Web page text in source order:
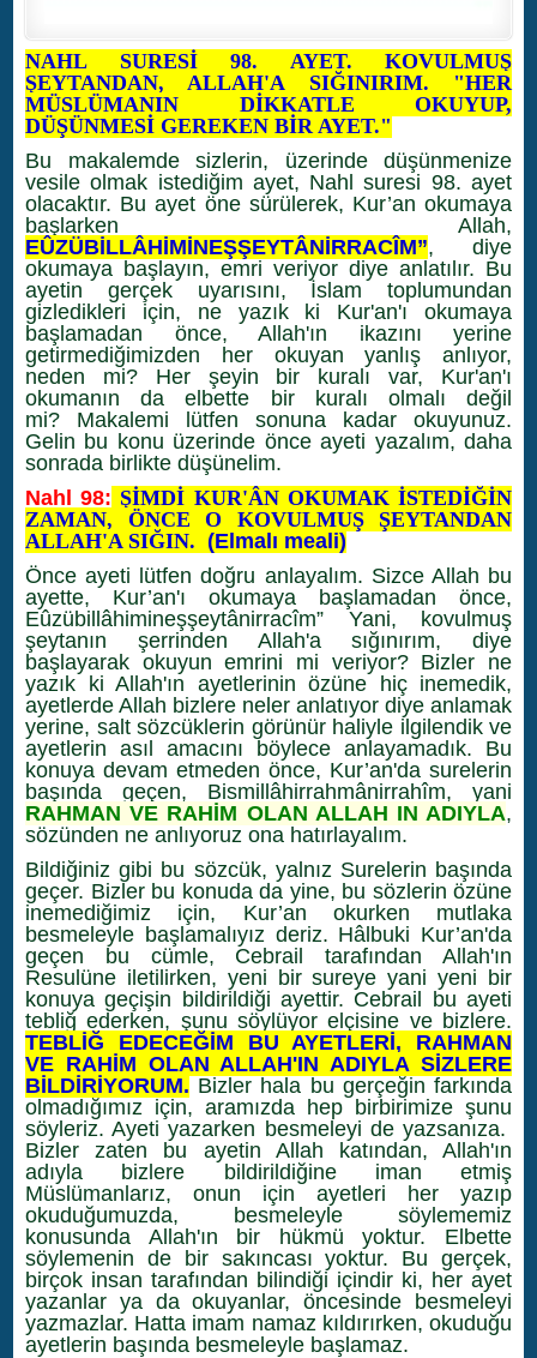
NAHL SURESİ 98. AYET. KOVULMUŞ
ŞEYTANDAN, ALLAH'A SIĞINIRIM. "HER
MÜSLÜMANIN DİKKATLE OKUYUP,
DÜŞÜNMESİ GEREKEN BİR AYET."
Bu makalemde sizlerin, üzerinde düşünmenize
vesile olmak istediğim ayet, Nahl suresi 98. ayet
olacaktır. Bu ayet öne sürülerek, Kur’an okumaya
başlarken Allah,
EÛZÜBİLLÂHİMİNEŞŞEYTÂNİRRACÎM”, diye
okumaya başlayın, emri veriyor diye anlatılır. Bu
ayetin gerçek uyarısını, İslam toplumundan
gizledikleri için, ne yazık ki Kur'an'ı okumaya
başlamadan önce, Allah'ın ikazını yerine
getirmediğimizden her okuyan yanlış anlıyor,
neden mi? Her şeyin bir kuralı var, Kur'an'ı
okumanın da elbette bir kuralı olmalı değil
mi? Makalemi lütfen sonuna kadar okuyunuz.
Gelin bu konu üzerinde önce ayeti yazalım, daha
sonrada birlikte düşünelim.
Nahl 98: ŞİMDİ KUR'ÂN OKUMAK İSTEDİĞİN
ZAMAN, ÖNCE O KOVULMUŞ ŞEYTANDAN
ALLAH'A SIĞIN. (Elmalı meali)
Önce ayeti lütfen doğru anlayalım. Sizce Allah bu
ayette, Kur’an'ı okumaya başlamadan önce,
Eûzübillâhimineşşeytânirracîm” Yani, kovulmuş
şeytanın şerrinden Allah'a sığınırım, diye
başlayarak okuyun emrini mi veriyor? Bizler ne
yazık ki Allah'ın ayetlerinin özüne hiç inemedik,
ayetlerde Allah bizlere neler anlatıyor diye anlamak
yerine, salt sözcüklerin görünür haliyle ilgilendik ve
ayetlerin asıl amacını böylece anlayamadık. Bu
konuya devam etmeden önce, Kur’an'da surelerin
başında geçen, Bismillâhirrahmânirrahîm, yani
RAHMAN VE RAHİM OLAN ALLAH IN ADIYLA,
sözünden ne anlıyoruz ona hatırlayalım.
Bildiğiniz gibi bu sözcük, yalnız Surelerin başında
geçer. Bizler bu konuda da yine, bu sözlerin özüne
inemediğimiz için, Kur’an okurken mutlaka
besmeleyle başlamalıyız deriz. Hâlbuki Kur’an'da
geçen bu cümle, Cebrail tarafından Allah'ın
Resulüne iletilirken, yeni bir sureye yani yeni bir
konuya geçişin bildirildiği ayettir. Cebrail bu ayeti
tebliğ ederken, şunu söylüyor elçisine ve bizlere.
TEBLİĞ EDECEĞİM BU AYETLERİ, RAHMAN
VE RAHİM OLAN ALLAH'IN ADIYLA SİZLERE
BİLDİRİYORUM. Bizler hala bu gerçeğin farkında
olmadığımız için, aramızda hep birbirimize şunu
söyleriz. Ayeti yazarken besmeleyi de yazsanıza.
Bizler zaten bu ayetin Allah katından, Allah'ın
adıyla bizlere bildirildiğine iman etmiş
Müslümanlarız, onun için ayetleri her yazıp
okuduğumuzda, besmeleyle söylememiz
konusunda Allah'ın bir hükmü yoktur. Elbette
söylemenin de bir sakıncası yoktur. Bu gerçek,
birçok insan tarafından bilindiği içindir ki, her ayet
yazanlar ya da okuyanlar, öncesinde besmeleyi
yazmazlar. Hatta imam namaz kıldırırken, okuduğu
ayetlerin başında besmeleyle başlamaz.